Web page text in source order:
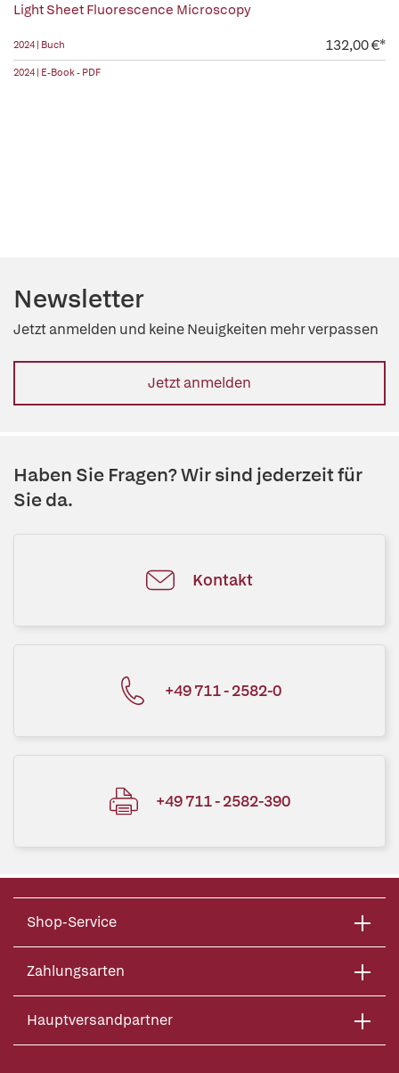
Light Sheet Fluorescence Microscopy
2024 | Buch 132,00 €*
2024 | E-Book - PDF
Newsletter
Jetzt anmelden und keine Neuigkeiten mehr verpassen
Jetzt anmelden
Haben Sie Fragen? Wir sind jederzeit für
Sie da.
Kontakt
+49 711 - 2582-0
+49 711 - 2582-390
Shop-Service
Zahlungsarten
Hauptversandpartner